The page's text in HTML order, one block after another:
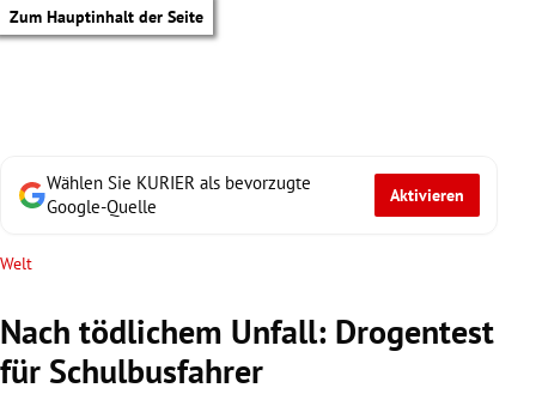
Zum Hauptinhalt der Seite
Wählen Sie KURIER als bevorzugte
Google-Quelle
Aktivieren
Welt
Nach tödlichem Unfall: Drogentest
für Schulbusfahrer